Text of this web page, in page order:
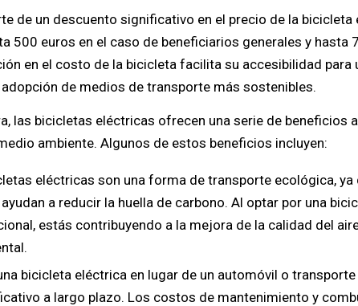
de un descuento significativo en el precio de la bicicleta
500 euros en el caso de beneficiarios generales y hasta
en el costo de la bicicleta facilita su accesibilidad para
de medios de transporte más sostenibles.
las bicicletas eléctricas ofrecen una serie de beneficios
ambiente. Algunos de estos beneficios incluyen:
eléctricas son una forma de transporte ecológica, ya
a reducir la huella de carbono. Al optar por una
estás contribuyendo a la mejora de la calidad del
bicicleta eléctrica en lugar de un automóvil o
a largo plazo. Los costos de mantenimiento y